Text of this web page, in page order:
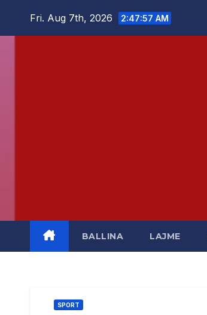
Fri. Aug 7th, 2026 2:47:58 AM
BALLINA LAJME
SPORT